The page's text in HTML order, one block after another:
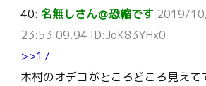
40: 名無しさん＠恐縮です 2019/
23:53:09.94 ID:JoK83YHx0
>>17
木村のオデコがところどころ見えて